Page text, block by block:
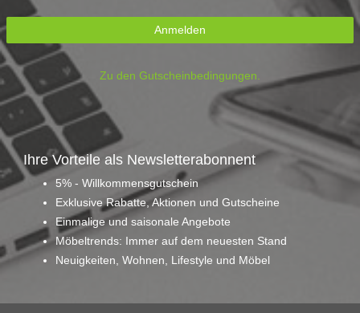
Anmelden
Zu den Gutscheinbedingungen.
Ihre Vorteile als Newsletterabonnent
5% - Willkommensgutschein
Exklusive Rabatte, Aktionen und Gutscheine
Einmalige und saisonale Angebote
Möbeltrends: Immer auf dem neuesten Stand
Neuigkeiten, Wohnen, Lifestyle und Möbel